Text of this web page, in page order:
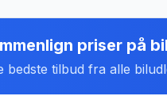
priser på
bedste tilbud fra alle